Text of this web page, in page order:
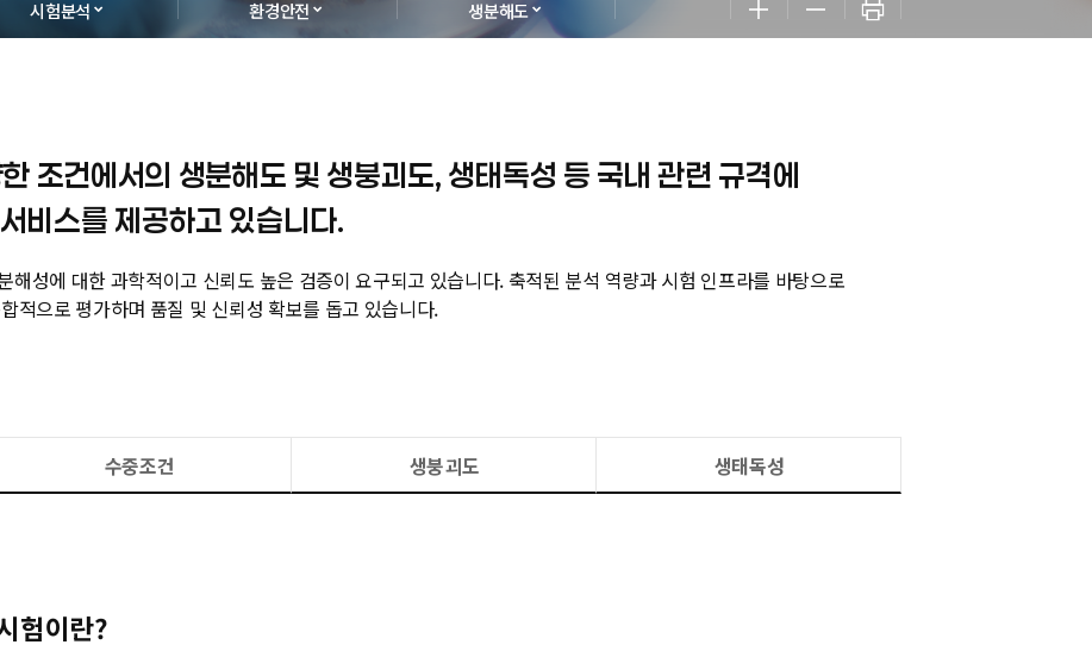
시험분석 환경안전 생분해도
조건에서의 생분해도 및 생붕괴도, 생태독성 등 국내 관련 규격에
비스를 제공하고 있습니다.
해성에 대한 과학적이고 신뢰도 높은 검증이 요구되고 있습니다. 축적된 분석 역량과 시험 인프라를 바탕으로
적으로 평가하며 품질 및 신뢰성 확보를 돕고 있습니다.
수중조건 생붕괴도 생태독성
험이란?